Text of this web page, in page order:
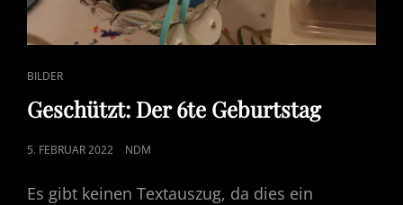
CAT
LINKS
BILDER
Geschützt: Der 6te Geburtstag
POSTED
5. FEBRUAR 2022 NDM
Es gibt keinen Textauszug, da dies ein